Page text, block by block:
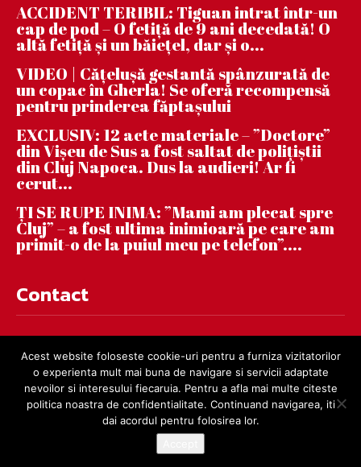
ACCIDENT TERIBIL: Tiguan intrat într-un
cap de pod – O fetiță de 9 ani decedată! O
altă fetiță și un băiețel, dar și o...
VIDEO | Căţeluşă gestantă spânzurată de
un copac în Gherla! Se oferă recompensă
pentru prinderea făptaşului
EXCLUSIV: 12 acte materiale – ”Doctore”
din Vișeu de Sus a fost saltat de polițiștii
din Cluj Napoca. Dus la audieri! Ar fi
cerut...
ȚI SE RUPE INIMA: ”Mami am plecat spre
Cluj” – a fost ultima inimioară pe care am
primit-o de la puiul meu pe telefon”....
Contact
Acest website foloseste cookie-uri pentru a furniza vizitatorilor
o experienta mult mai buna de navigare si servicii adaptate
nevoilor si interesului fiecaruia. Pentru a afla mai multe citeste
politica noastra de confidentialitate. Continuand navigarea, iti
dai acordul pentru folosirea lor.